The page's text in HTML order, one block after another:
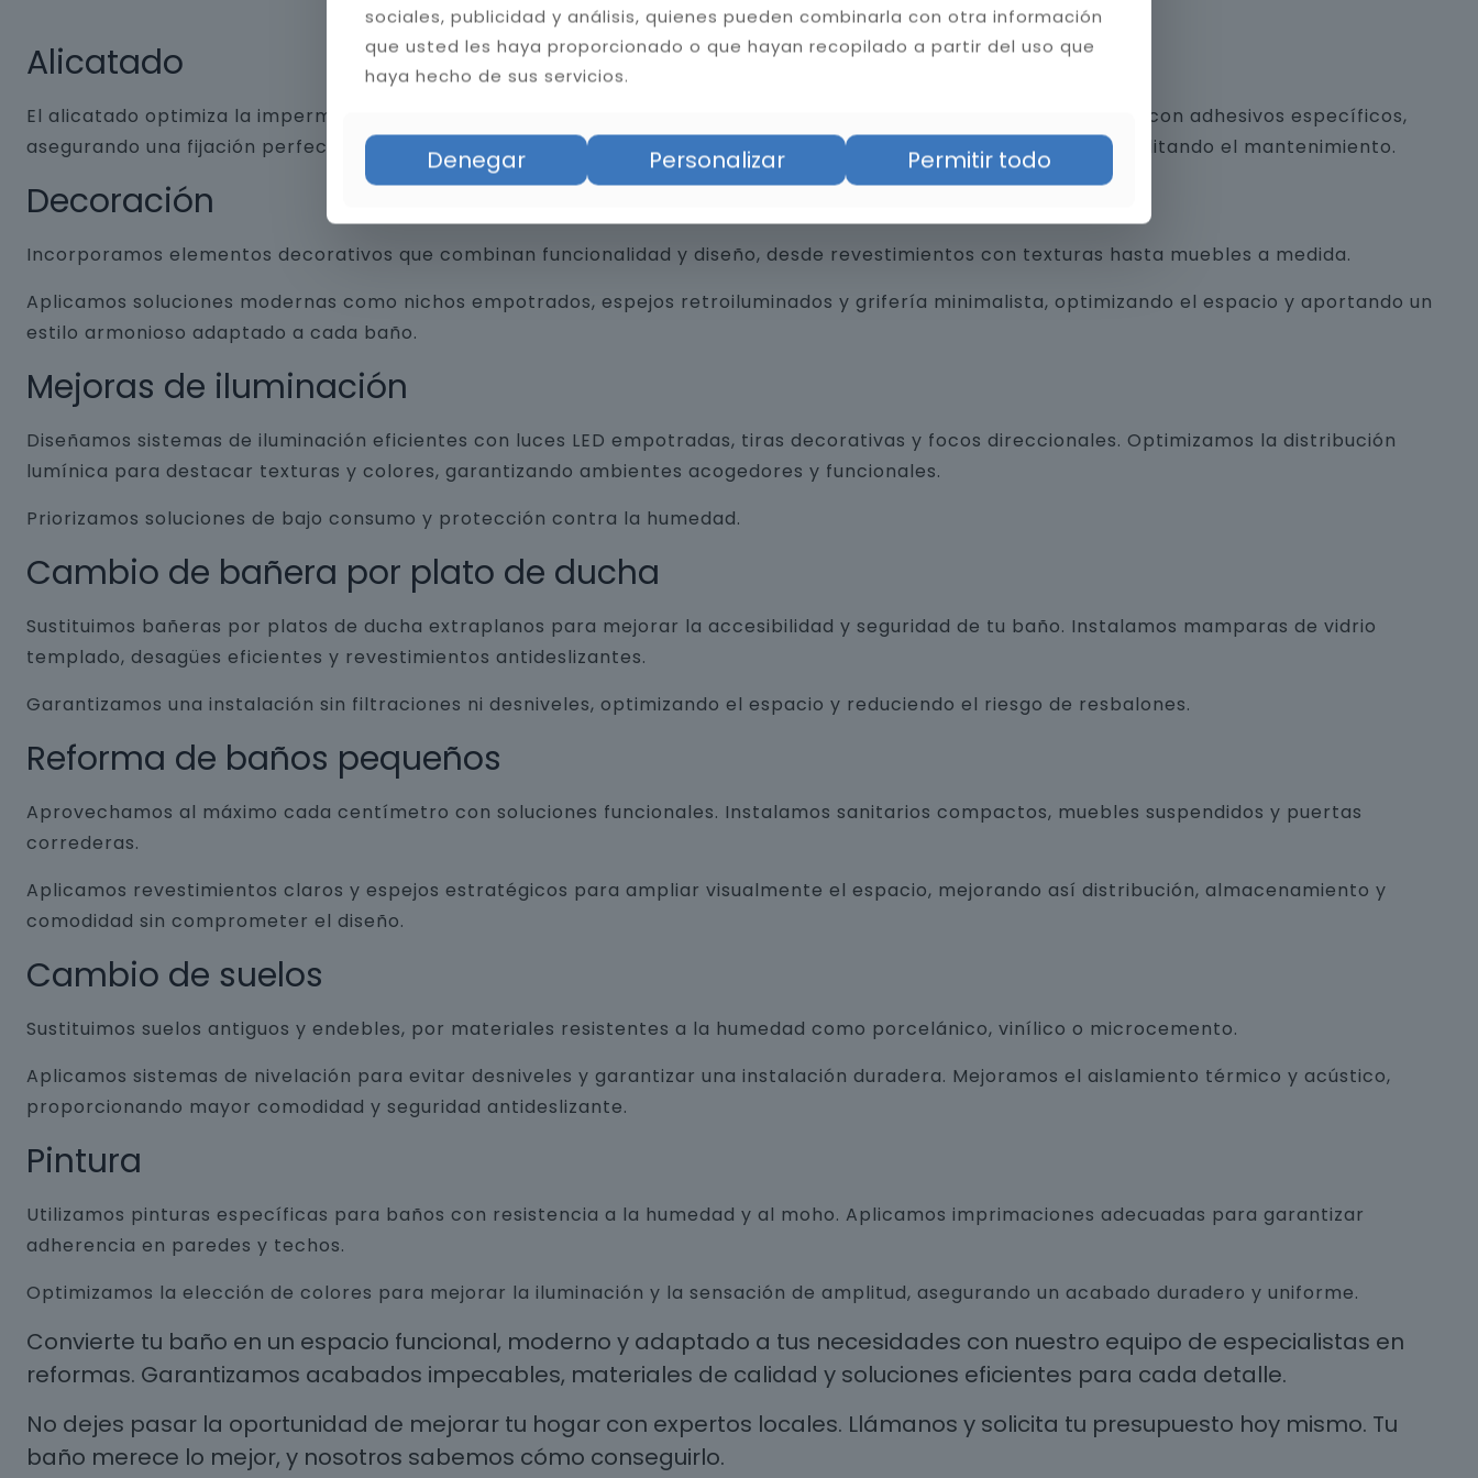
Alicatado
El alicatado optimiza la impermeabilidad y durabilidad del baño. Instalamos cerámica, porcelánico y piedra natural con adhesivos específicos,
asegurando una fijación perfecta. Aplicamos juntas resistentes a la humedad y hongos, mejorando la estética y facilitando el mantenimiento.
Decoración
Incorporamos elementos decorativos que combinan funcionalidad y diseño, desde revestimientos con texturas hasta muebles a medida.
Aplicamos soluciones modernas como nichos empotrados, espejos retroiluminados y grifería minimalista, optimizando el espacio y aportando un
estilo armonioso adaptado a cada baño.
Mejoras de iluminación
Diseñamos sistemas de iluminación eficientes con luces LED empotradas, tiras decorativas y focos direccionales. Optimizamos la distribución
lumínica para destacar texturas y colores, garantizando ambientes acogedores y funcionales.
Priorizamos soluciones de bajo consumo y protección contra la humedad.
Cambio de bañera por plato de ducha
Sustituimos bañeras por platos de ducha extraplanos para mejorar la accesibilidad y seguridad de tu baño. Instalamos mamparas de vidrio
templado, desagües eficientes y revestimientos antideslizantes.
Garantizamos una instalación sin filtraciones ni desniveles, optimizando el espacio y reduciendo el riesgo de resbalones.
Reforma de baños pequeños
Aprovechamos al máximo cada centímetro con soluciones funcionales. Instalamos sanitarios compactos, muebles suspendidos y puertas
correderas.
Aplicamos revestimientos claros y espejos estratégicos para ampliar visualmente el espacio, mejorando así distribución, almacenamiento y
comodidad sin comprometer el diseño.
Cambio de suelos
Sustituimos suelos antiguos y endebles, por materiales resistentes a la humedad como porcelánico, vinílico o microcemento.
Aplicamos sistemas de nivelación para evitar desniveles y garantizar una instalación duradera. Mejoramos el aislamiento térmico y acústico,
proporcionando mayor comodidad y seguridad antideslizante.
Pintura
Utilizamos pinturas específicas para baños con resistencia a la humedad y al moho. Aplicamos imprimaciones adecuadas para garantizar
adherencia en paredes y techos.
Optimizamos la elección de colores para mejorar la iluminación y la sensación de amplitud, asegurando un acabado duradero y uniforme.
Convierte tu baño en un espacio funcional, moderno y adaptado a tus necesidades con nuestro equipo de especialistas en
reformas. Garantizamos acabados impecables, materiales de calidad y soluciones eficientes para cada detalle.
No dejes pasar la oportunidad de mejorar tu hogar con expertos locales. Llámanos y solicita tu presupuesto hoy mismo. Tu
baño merece lo mejor, y nosotros sabemos cómo conseguirlo.
sociales, publicidad y análisis, quienes pueden combinarla con otra información
que usted les haya proporcionado o que hayan recopilado a partir del uso que
haya hecho de sus servicios.
Denegar Personalizar Permitir todo